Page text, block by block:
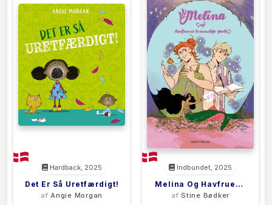
Hardback, 2025
Det Er Så Uretfærdigt!
afAngie Morgan
Indbundet, 2025
Melina Og Havfruens
Hemmelige Grotte
afStine Bødker